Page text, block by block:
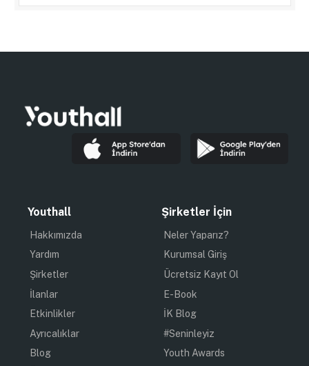
Youthall
Hakkımızda
Yardım
Şirketler
İlanlar
Etkinlikler
Ayrıcalıklar
Blog
Şirketler İçin
Neler Yaparız?
Kurumsal Giriş
Ücretsiz Kayıt Ol
E-Book
İK Blog
#Seninleyiz
Youth Awards